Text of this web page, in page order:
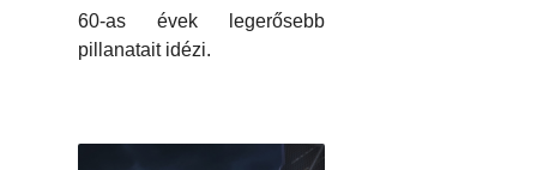
60-as évek legerősebb
pillanatait idézi.